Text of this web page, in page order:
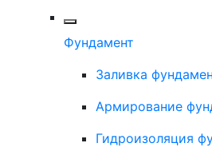
Фундамент
Заливка
Армирование
Гидроизоляция